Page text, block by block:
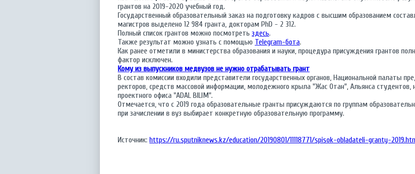
грантов на 2019-2020 учебный год.
Государственный образовательный заказ на подготовку кадров с высшим образованием
магистров выделено 12 984 гранта, докторам PhD - 2 312.
Полный список грантов можно посмотреть здесь.
Также результат можно узнать с помощью Telegram-бота.
Как ранее отметили в министерства образования и науки, процедура присуждения грантов
фактор исключен.
Кому из выпускников медвузов не нужно отрабатывать грант
В состав комиссии входили представители государственных органов, Национальной палаты
ректоров, средств массовой информации, молодежного крыла "Жас Отан", Альянса студентов,
проектного офиса "ADAL BILIM".
Отмечается, что с 2019 года образовательные гранты присуждаются по группам
при зачислении в вуз выбирает конкретную образовательную программу.
Источник: https://ru.sputniknews.kz/education/20190801/11118771/spisok-obladateli-granty-